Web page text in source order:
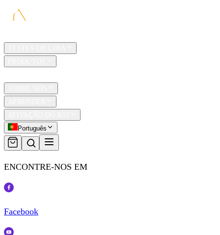
Português
ENCONTRE-NOS EM
Facebook